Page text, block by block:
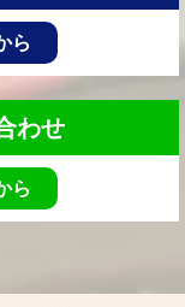
ら
わせ
ら